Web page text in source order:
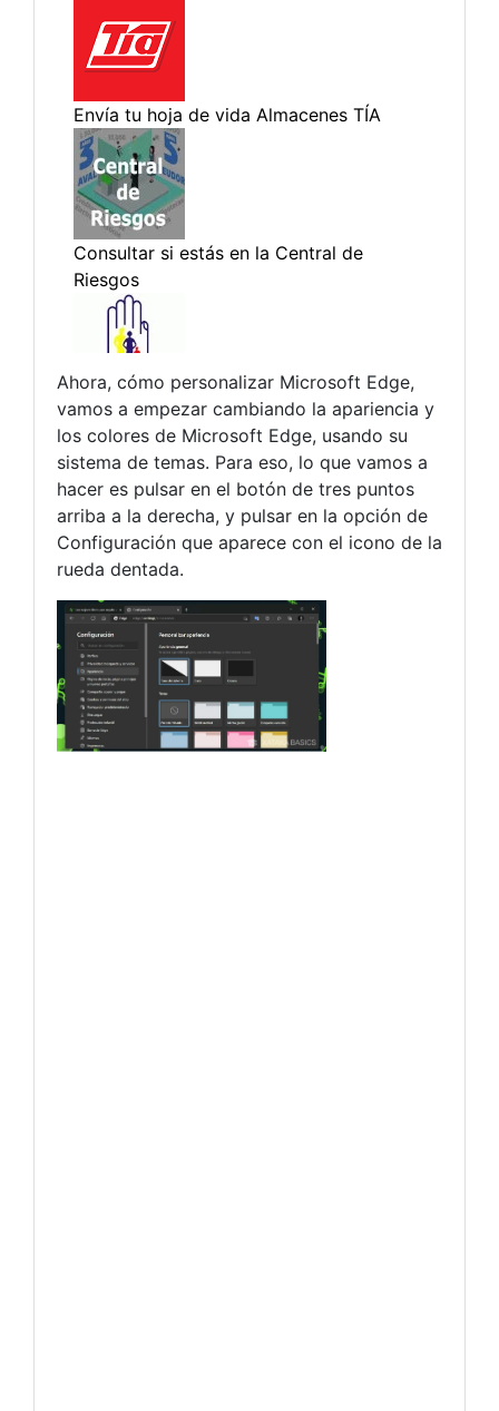
Ahora, cómo personalizar Microsoft Edge,
vamos a empezar cambiando la apariencia y
los colores de Microsoft Edge, usando su
sistema de temas. Para eso, lo que vamos a
hacer es pulsar en el botón de tres puntos
arriba a la derecha, y pulsar en la opción de
Configuración que aparece con el icono de la
rueda dentada.